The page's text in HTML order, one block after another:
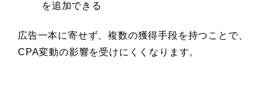
を追加できる
広告一本に寄せず、複数の獲得手段を持つことで、
CPA変動の影響を受けにくくなります。